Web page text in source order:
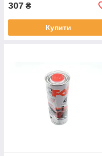
307 ₴
Купити